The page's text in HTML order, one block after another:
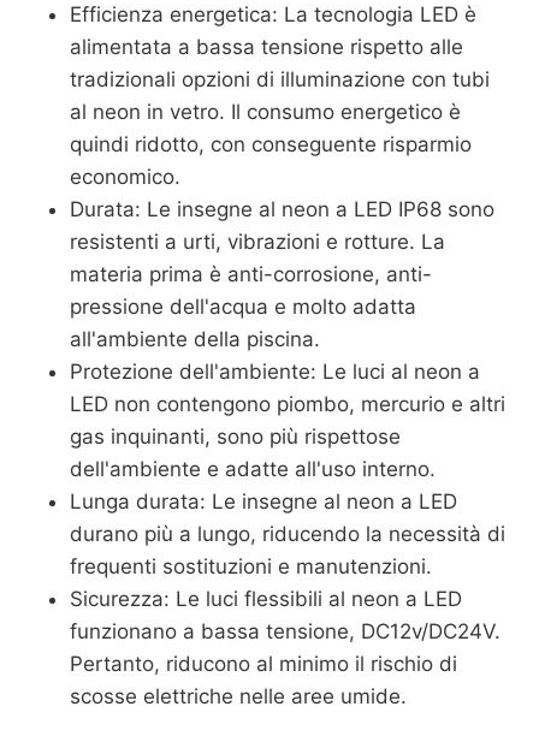
Efficienza energetica: La tecnologia LED è
alimentata a bassa tensione rispetto alle
tradizionali opzioni di illuminazione con tubi
al neon in vetro. Il consumo energetico è
quindi ridotto, con conseguente risparmio
economico.
Durata: Le insegne al neon a LED IP68 sono
resistenti a urti, vibrazioni e rotture. La
materia prima è anti-corrosione, anti-
pressione dell'acqua e molto adatta
all'ambiente della piscina.
Protezione dell'ambiente: Le luci al neon a
LED non contengono piombo, mercurio e altri
gas inquinanti, sono più rispettose
dell'ambiente e adatte all'uso interno.
Lunga durata: Le insegne al neon a LED
durano più a lungo, riducendo la necessità di
frequenti sostituzioni e manutenzioni.
Sicurezza: Le luci flessibili al neon a LED
funzionano a bassa tensione, DC12v/DC24V.
Pertanto, riducono al minimo il rischio di
scosse elettriche nelle aree umide.